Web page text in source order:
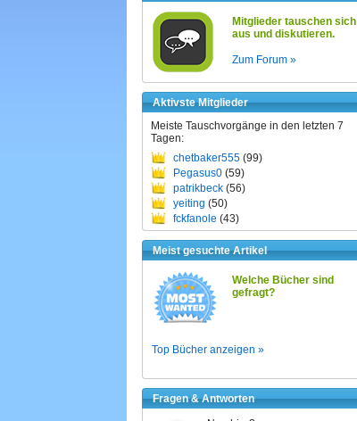
Mitglieder tauschen sich
aus und diskutieren.
Zum Forum »
Aktivste Mitglieder
Meiste Tauschvorgänge in den letzten 7
Tagen:
chetbaker555 (99)
Pegasus0 (59)
patrikbeck (56)
yeiting (50)
fckfanole (43)
Meist gesuchte Artikel
Welche Bücher sind
gefragt?
Top Bücher anzeigen »
Fragen & Antworten